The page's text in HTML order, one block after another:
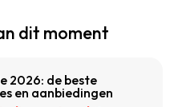
dit moment
2026: de beste
en aanbiedingen